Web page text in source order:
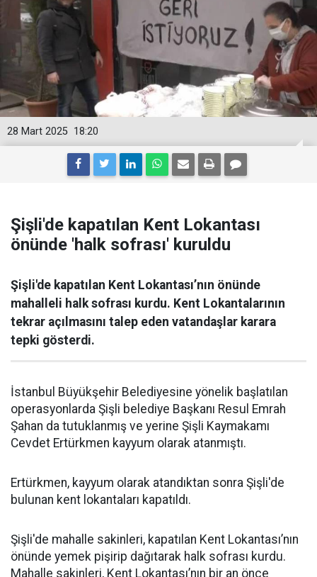
18:20
28 Mart 2025
Şişli'de kapatılan Kent Lokantası
önünde 'halk sofrası' kuruldu
Şişli'de kapatılan Kent Lokantası’nın önünde
mahalleli halk sofrası kurdu. Kent Lokantalarının
tekrar açılmasını talep eden vatandaşlar karara
tepki gösterdi.
İstanbul Büyükşehir Belediyesine yönelik başlatılan
operasyonlarda Şişli belediye Başkanı Resul Emrah
Şahan da tutuklanmış ve yerine Şişli Kaymakamı
Cevdet Ertürkmen kayyum olarak atanmıştı.
Ertürkmen, kayyum olarak atandıktan sonra Şişli'de
bulunan kent lokantaları kapatıldı.
Şişli'de mahalle sakinleri, kapatılan Kent Lokantası’nın
önünde yemek pişirip dağıtarak halk sofrası kurdu.
Mahalle sakinleri, Kent Lokantası’nın bir an önce